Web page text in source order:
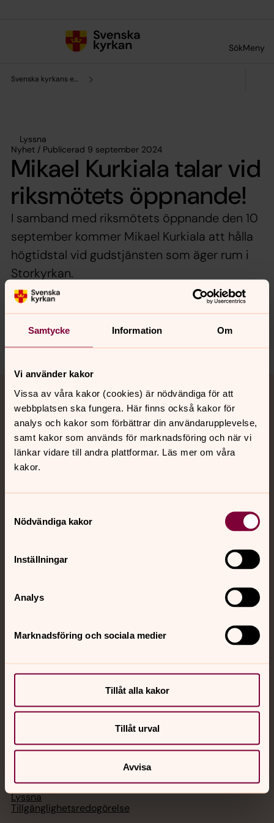
Samtycke Information Om
Vi använder kakor
Vissa av våra kakor (cookies) är nödvändiga för att
webbplatsen ska fungera. Här finns också kakor för
analys och kakor som förbättrar din användarupplevelse,
samt kakor som används för marknadsföring och när vi
länkar vidare till andra plattformar. Läs mer om våra
kakor.
Nödvändiga kakor
Inställningar
Analys
Marknadsföring och sociala medier
Tillåt alla kakor
Tillåt urval
Avvisa
SökMeny
Svenska kyrkans enhet för forskning och analys
Lyssna
Nyhet / Publicerad 9 september 2024
Mikael Kurkiala talar vid
riksmötets öppnande!
I samband med riksmötets öppnande den 10
september kommer Mikael Kurkiala att hålla
högtidstal vid gudstjänsten som äger rum i
Storkyrkan.
Tillbaka till toppen
Tillbaka till innehållet
Jourhavande präst
Akut samtals- och krisstöd. Prata eller chatta anonymt
med en präst på kvällar och nätter.
Digitalt brev
Svenska kyrkan
Hitta församling
Ge en gåva
Act Svenska kyrkan
Svenska kyrkan i utlandet
Om webbplatsen
Kakor
Lyssna
Tillgänglighetsredogörelse